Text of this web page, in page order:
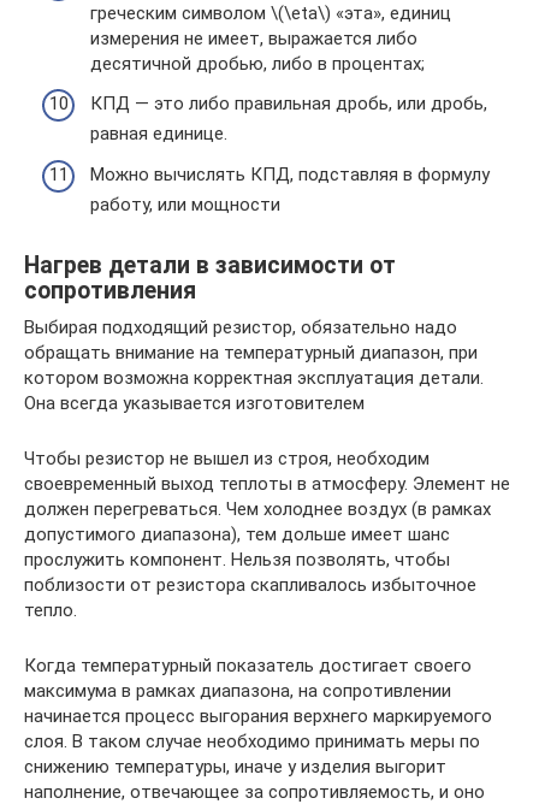
греческим символом \(\eta\) «эта», единиц
измерения не имеет, выражается либо
десятичной дробью, либо в процентах;
КПД — это либо правильная дробь, или дробь,
равная единице.
Можно вычислять КПД, подставляя в формулу
работу, или мощности
Нагрев детали в зависимости от
сопротивления
Выбирая подходящий резистор, обязательно надо
обращать внимание на температурный диапазон, при
котором возможна корректная эксплуатация детали.
Она всегда указывается изготовителем
Чтобы резистор не вышел из строя, необходим
своевременный выход теплоты в атмосферу. Элемент не
должен перегреваться. Чем холоднее воздух (в рамках
допустимого диапазона), тем дольше имеет шанс
прослужить компонент. Нельзя позволять, чтобы
поблизости от резистора скапливалось избыточное
тепло.
Когда температурный показатель достигает своего
максимума в рамках диапазона, на сопротивлении
начинается процесс выгорания верхнего маркируемого
слоя. В таком случае необходимо принимать меры по
снижению температуры, иначе у изделия выгорит
наполнение, отвечающее за сопротивляемость, и оно